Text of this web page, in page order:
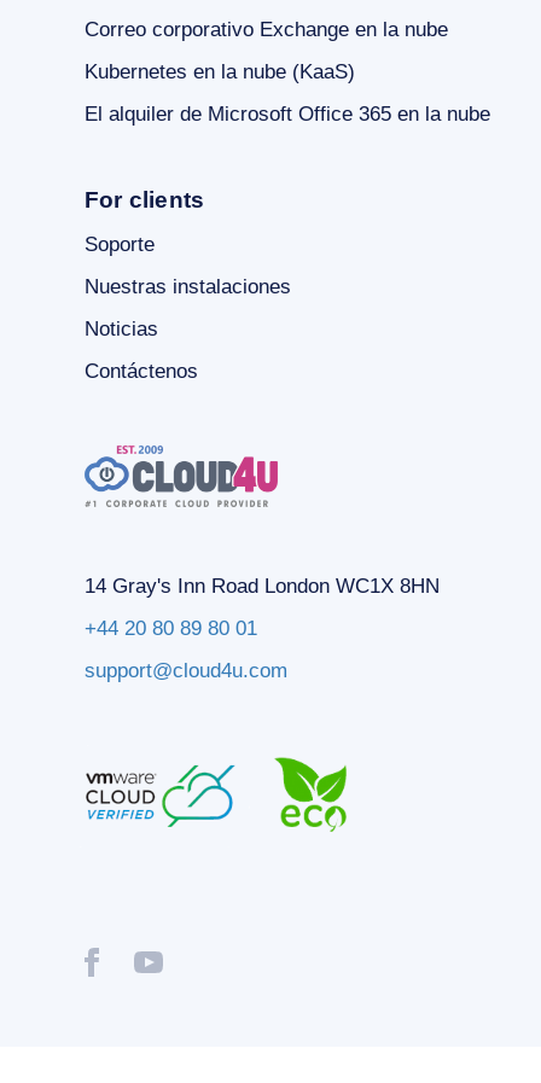
Correo corporativo Exchange en la nube
Kubernetes en la nube (KaaS)
El alquiler de Microsoft Office 365 en la nube
For clients
Soporte
Nuestras instalaciones
Noticias
Contáctenos
14 Gray's Inn Road London WC1X 8HN
+44 20 80 89 80 01
support@cloud4u.com